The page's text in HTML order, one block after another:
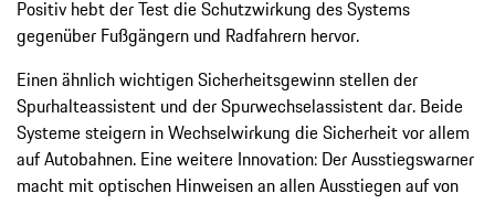
Positiv hebt der Test die Schutzwirkung des Systems
gegenüber Fußgängern und Radfahrern hervor.
Einen ähnlich wichtigen Sicherheitsgewinn stellen der
Spurhalteassistent und der Spurwechselassistent dar. Beide
Systeme steigern in Wechselwirkung die Sicherheit vor allem
auf Autobahnen. Eine weitere Innovation: Der Ausstiegswarner
macht mit optischen Hinweisen an allen Ausstiegen auf von